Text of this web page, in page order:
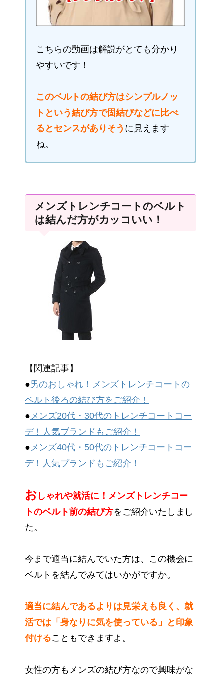
こちらの動画は解説がとても分かり
やすいです！
このベルトの結び方はシンプルノッ
トという結び方で固結びなどに比べ
るとセンスがありそう に見えます
ね。
メンズトレンチコートのベルト
は結んだ方がカッコいい！
【関連記事】
●男のおしゃれ！メンズトレンチコートの
ベルト後ろの結び方をご紹介！
● メンズ20代・30代のトレンチコートコー
デ！人気ブランドもご紹介！
● メンズ40代・50代のトレンチコートコー
デ！人気ブランドもご紹介！
お しゃれや就活に！メンズトレンチコー
トのベルト前の結び方をご紹介いたしまし
た。
今まで適当に結んでいた方は、この機会に
ベルトを結んでみてはいかがですか。
適当に結んであるよりは見栄えも良く、就
活では「身なりに気を使っている」と印象
付けることもできますよ。
女性の方もメンズの結び方なので興味がな